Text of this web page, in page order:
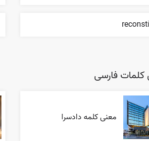
کلمات فارسی
معنی کلمه دادسرا